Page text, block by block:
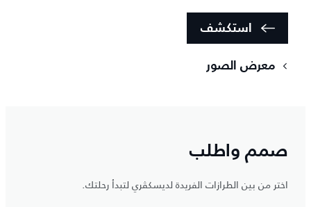
استكشف
معرض الصور
صمم واطلب
اختر من بين الطرازات الفريدة لديسكڤري لتبدأ رحلتك.